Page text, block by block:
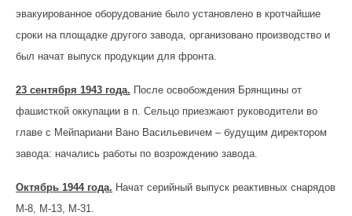
эвакуированное оборудование было установлено в кротчайшие
сроки на площадке другого завода, организовано производство и
был начат выпуск продукции для фронта.
23 сентября 1943 года. После освобождения Брянщины от
фашисткой оккупации в п. Сельцо приезжают руководители во
главе с Мейпариани Вано Васильевичем – будущим директором
завода: начались работы по возрождению завода.
Октябрь 1944 года. Начат серийный выпуск реактивных снарядов
М-8, М-13, М-31.